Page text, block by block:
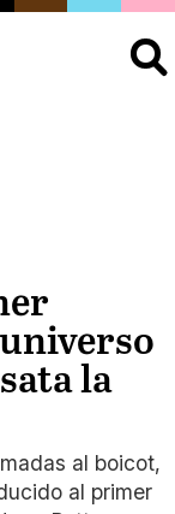
la
al boicot,
al primer